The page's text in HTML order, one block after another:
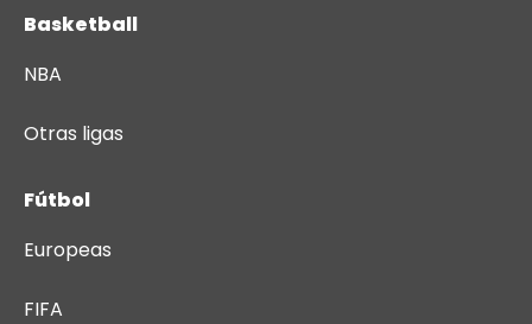
Basketball
NBA
Otras ligas
Fútbol
Europeas
FIFA